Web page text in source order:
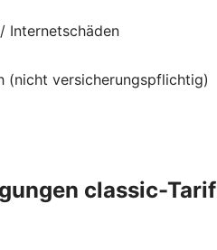
Internetschäden
(nicht versicherungspflichtig)
classic-Tarif